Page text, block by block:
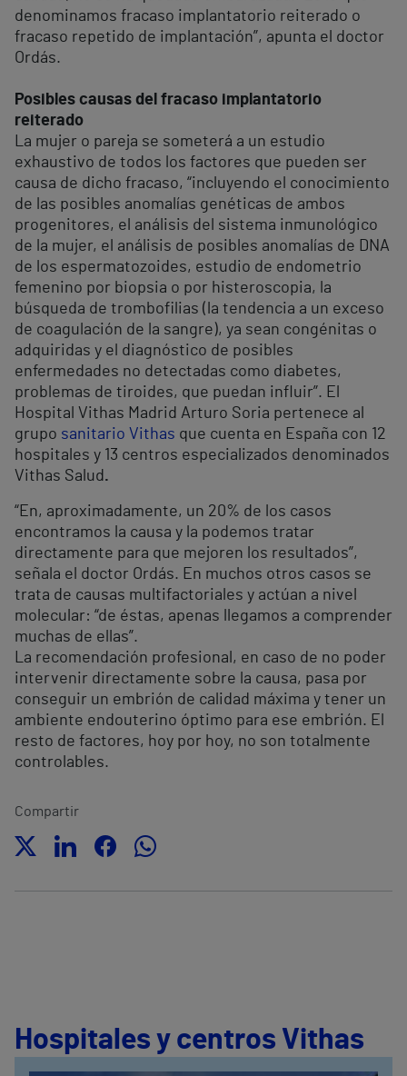
denominamos fracaso implantatorio reiterado o
fracaso repetido de implantación”, apunta el doctor
Ordás.
Posibles causas del fracaso implantatorio
reiterado
La mujer o pareja se someterá a un estudio
exhaustivo de todos los factores que pueden ser
causa de dicho fracaso, “incluyendo el conocimiento
de las posibles anomalías genéticas de ambos
progenitores, el análisis del sistema inmunológico
de la mujer, el análisis de posibles anomalías de DNA
de los espermatozoides, estudio de endometrio
femenino por biopsia o por histeroscopia, la
búsqueda de trombofilias (la tendencia a un exceso
de coagulación de la sangre), ya sean congénitas o
adquiridas y el diagnóstico de posibles
enfermedades no detectadas como diabetes,
problemas de tiroides, que puedan influir”. El
Hospital Vithas Madrid Arturo Soria pertenece al
grupo sanitario Vithas que cuenta en España con 12
hospitales y 13 centros especializados denominados
Vithas Salud .
“En, aproximadamente, un 20% de los casos
encontramos la causa y la podemos tratar
directamente para que mejoren los resultados”,
señala el doctor Ordás. En muchos otros casos se
trata de causas multifactoriales y actúan a nivel
molecular: “de éstas, apenas llegamos a comprender
muchas de ellas”.
La recomendación profesional, en caso de no poder
intervenir directamente sobre la causa, pasa por
conseguir un embrión de calidad máxima y tener un
ambiente endouterino óptimo para ese embrión. El
resto de factores, hoy por hoy, no son totalmente
controlables.
Compartir
Hospitales y centros Vithas